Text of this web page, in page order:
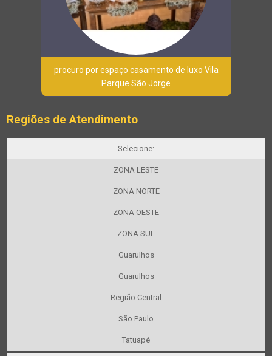
procuro por espaço casamento de luxo Vila
Parque São Jorge
Regiões de Atendimento
Selecione:
ZONA LESTE
ZONA NORTE
ZONA OESTE
ZONA SUL
Guarulhos
Guarulhos
Região Central
São Paulo
Tatuapé